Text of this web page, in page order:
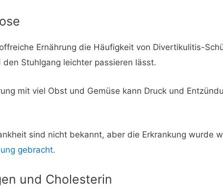
Ernährung die Häufigkeit von Divertikulitis-
Stuhlgang leichter passieren lässt.
mit viel Obst und Gemüse kann Druck und
sind nicht bekannt, aber die Erkrankung wurde
gebracht.
und Cholesterin